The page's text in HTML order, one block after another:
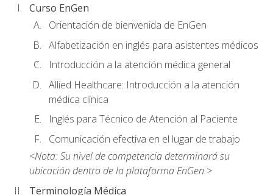
Curso EnGen
Orientación de bienvenida de EnGen
Alfabetización en inglés para asistentes médicos
Introducción a la atención médica general
Allied Healthcare: Introducción a la atención
médica clínica
Inglés para Técnico de Atención al Paciente
Comunicación efectiva en el lugar de trabajo
<Nota: Su nivel de competencia determinará su
ubicación dentro de la plataforma EnGen.>
Terminología Médica